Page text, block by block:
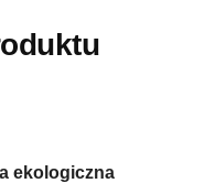
ekologiczna